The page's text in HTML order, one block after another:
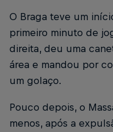
O Braga teve um
primeiro minuto de
direita, deu uma
área e mandou por
um golaço.
Pouco depois, o
menos, após a